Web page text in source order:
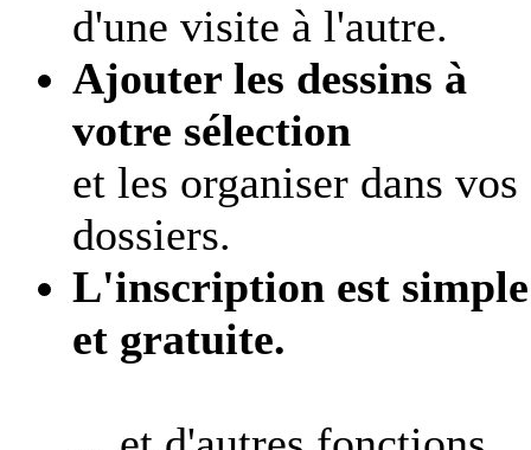
d'une visite à l'autre.
Ajouter les dessins à
votre sélection
et les organiser dans vos
dossiers.
L'inscription est simple
et gratuite.